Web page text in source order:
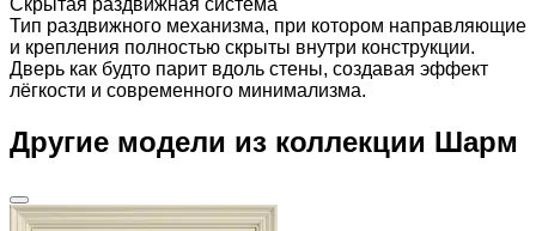
Тип раздвижного механизма, при котором направляющие
и крепления полностью скрыты внутри конструкции.
Дверь как будто парит вдоль стены, создавая эффект
лёгкости и современного минимализма.
Другие модели из коллекции Шарм